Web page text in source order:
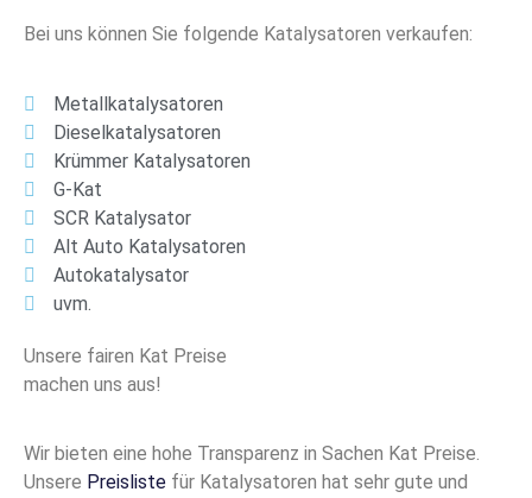
Bei uns können Sie folgende Katalysatoren verkaufen:
Metallkatalysatoren
Dieselkatalysatoren
Krümmer Katalysatoren
G-Kat
SCR Katalysator
Alt Auto Katalysatoren
Autokatalysator
uvm.
Unsere fairen Kat Preise
machen uns aus!
Wir bieten eine hohe Transparenz in Sachen Kat Preise.
Unsere Preisliste für Katalysatoren hat sehr gute und